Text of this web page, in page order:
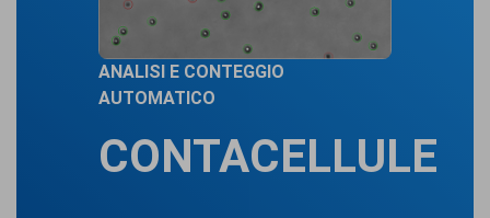
ANALISI E CONTEGGIO
AUTOMATICO
CONTACELLULE